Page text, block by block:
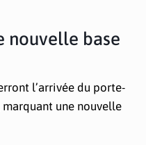
nouvelle base
l’arrivée du porte-
marquant une nouvelle